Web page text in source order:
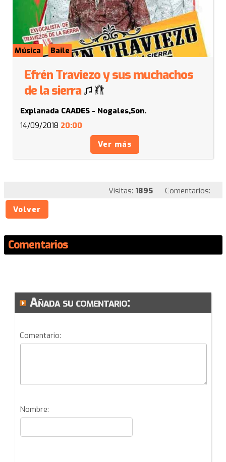
Música Baile
Efrén Traviezo y sus muchachos
de la sierra
Explanada CAADES - Nogales,Son.
14/09/2018 20:00
Ver más
Visitas: 1895
Comentarios:
Volver
Comentarios
Añada su comentario:
Comentario:
Nombre: